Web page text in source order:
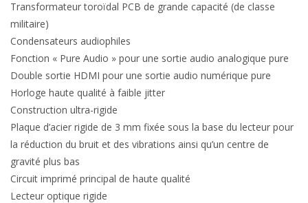
Transformateur toroïdal PCB de grande capacité (de classe
militaire)
Condensateurs audiophiles
Fonction « Pure Audio » pour une sortie audio analogique pure
Double sortie HDMI pour une sortie audio numérique pure
Horloge haute qualité à faible jitter
Construction ultra-rigide
Plaque d’acier rigide de 3 mm fixée sous la base du lecteur pour
la réduction du bruit et des vibrations ainsi qu’un centre de
gravité plus bas
Circuit imprimé principal de haute qualité
Lecteur optique rigide